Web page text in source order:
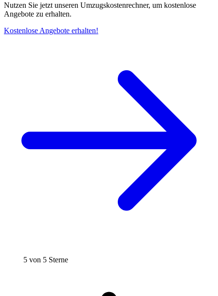
Nutzen Sie jetzt unseren Umzugskostenrechner, um kostenlose
Angebote zu erhalten.
Kostenlose Angebote erhalten!
5 von 5 Sterne